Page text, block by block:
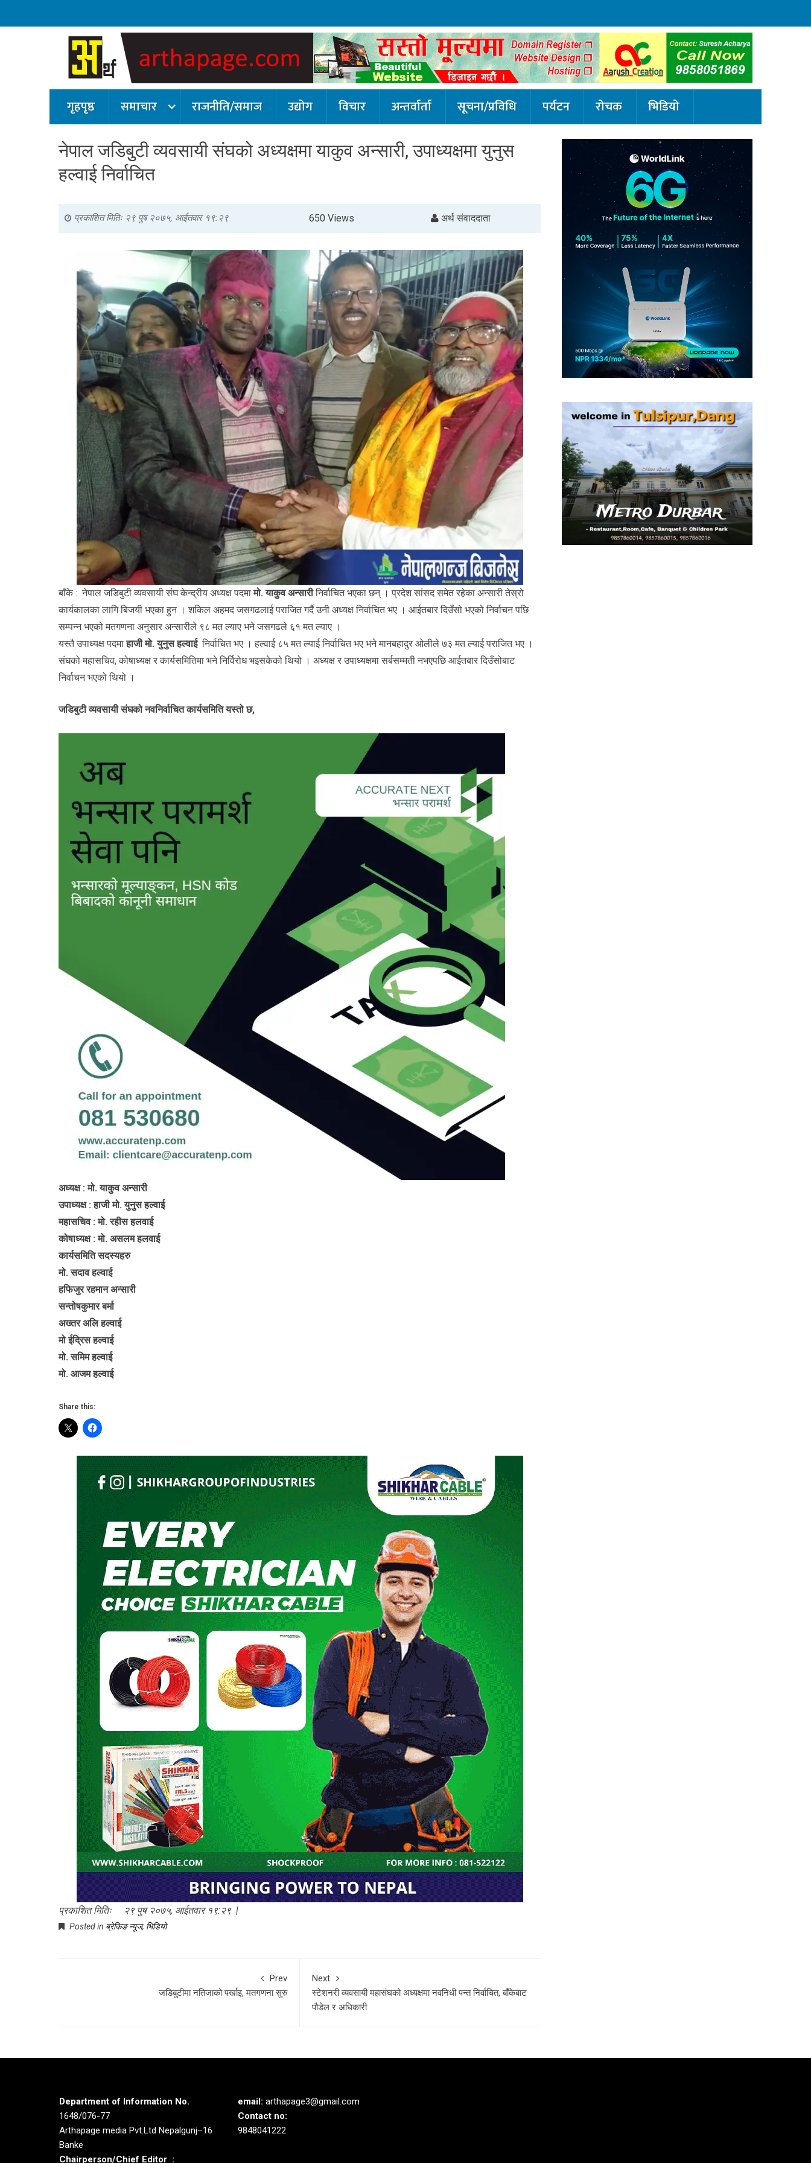
गृहपृष्ठ समाचार राजनीति/समाज उद्योग विचार अन्तर्वार्ता सूचना/प्रविधि पर्यटन रोचक भिडियो
नेपाल जडिबुुटी व्यवसायी संघको अध्यक्षमा याकुव अन्सारी, उपाध्यक्षमा युनुस
हल्वाई निर्वाचित
प्रकाशित मितिः २९ पुष २०७५, आईतवार १९:२९ 650 Views अर्थ संवाददाता
बाँके : नेपाल जडिबुटी व्यवसायी संघ केन्द्रीय अध्यक्ष पदमामो. याकुव अन्सारीनिर्वाचित भएका छन् । प्रदेश सांसद समेत रहेका अन्सारी तेस्रो
कार्यकालका लागि बिजयी भएका हुन । शकिल अहमद जसगढलाई पराजित गर्दै उनी अध्यक्ष निर्वाचित भए । आईतबार दिउँसो भएको निर्वाचन पछि
सम्पन्न भएको मतगणना अनुसार अन्सारीले ९८ मत ल्याए भने जसगढले ६१ मत ल्याए ।
यस्तै उपाध्यक्ष पदमाहाजी मो. युनुस हल्वाई निर्वाचित भए । हल्वाई ८५ मत ल्याई निर्वाचित भए भने मानबहादुर ओलीले ७३ मत ल्याई पराजित भए ।
संघको महासचिव, कोषाध्यक्ष र कार्यसमितिमा भने निर्विरोध भइसकेको थियो । अध्यक्ष र उपाध्यक्षमा सर्बसम्मती नभएपछि आईतबार दिउँसोबाट
निर्वाचन भएको थियो ।
जडिबुटी व्यवसायी संघको नवनिर्वाचित कार्यसमिति यस्तो छ,
अध्यक्ष : मो. याकुव अन्सारी
उपाध्यक्ष : हाजी मो. युनुस हल्वाई
महासचिव : मो. रहीस हलवाई
कोषाध्यक्ष : मो. असलम हलवाई
कार्यसमिति सदस्यहरु
मो. सदाव हल्वाई
हफिजुर रहमान अन्सारी
सन्तोषकुमार बर्मा
अख्तर अलि हल्वाई
मो ईद्रिस हल्वाई
मो. समिम हल्वाई
मो. आजम हल्वाई
Share this:
प्रकाशित मितिः २९ पुष २०७५, आईतवार १९:२९ |
Posted in ब्रेकिङ न्यूज, भिडियो
Prev
जडिबुटीमा नतिजाको पर्खाइ, मतगणना सुरु
Next
स्टेशनरी व्यवसायी महासंघको अध्यक्षमा नवनिधी पन्त निर्वाचित, बाँकेबाट
पौडेल र अधिकारी
Department of Information No.
1648/076-77
Arthapage media Pvt.Ltd Nepalgunj–16
Banke
Chairperson/Chief Editor :
email: arthapage3@gmail.com
Contact no:
9848041222